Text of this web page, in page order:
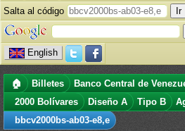
Salta al código
English
🏠 Billetes Banco Central de
2000 Bolívares
Diseño A Tipo B
bbcv2000bs-ab03-e8,e